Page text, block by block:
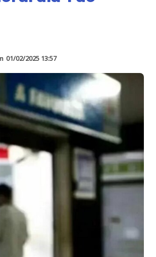
01/02/2025 13:57